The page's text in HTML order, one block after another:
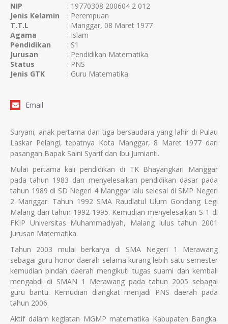
NIP
: 19770308 200604 2 012
Jenis Kelamin
: Perempuan
T.T.L
: Manggar, 08 Maret 1977
Agama
: Islam
Pendidikan
: S1
Jurusan
: Pendidikan Matematika
Status
: PNS
Jenis GTK
: Guru Matematika
Email
Suryani, anak pertama dari tiga bersaudara yang lahir di Pulau
Laskar Pelangi, tepatnya Kota Manggar, 8 Maret 1977 dari
pasangan Bapak Saini Syarif dan Ibu Jumianti.
Mulai pertama kali pendidikan di TK Bhayangkari Manggar
pada tahun 1983 dan menyelesaikan pendidikan dasar pada
tahun 1989 di SD Negeri 4 Manggar lalu selesai di SMP Negeri
2 Manggar. Tahun 1992 SMA Raudlatul Ulum Gondang Legi
Malang dari tahun 1992-1995. Kemudian menyelesaikan S-1 di
FKIP Universitas Muhammadiyah, Malang lulus tahun 2001
Jurusan Matematika.
Tahun 2003 mulai berkarya di SMA Negeri 1 Merawang
sebagai guru honor daerah selama kurang lebih satu semester
kemudian pindah daerah mengikuti tugas suami dan kembali
mengabdi di SMAN 1 Merawang pada tahun 2005 sebagai
guru bantu. Kemudian diangkat menjadi PNS daerah pada
tahun 2006.
Aktif dalam kegiatan MGMP matematika Kabupaten Bangka.